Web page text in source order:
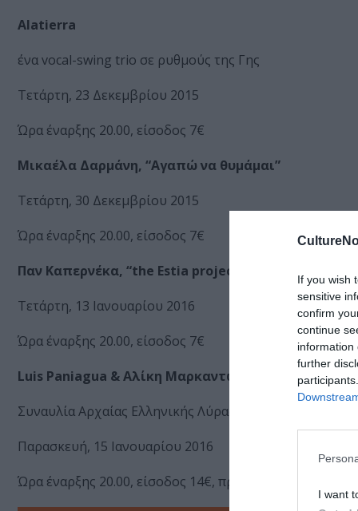
If you wish
sensitive
confirm
continue
information
further
I want
Alatierra
ένα vocal-swing trio σε ρυθμούς της Γης
Τετάρτη, 23 Δεκεμβρίου 2015
Ώρα έναρξης 20.00, είσοδος 7€
Μικαέλα Δαρμάνη, “Αγαπώ να θυμάμαι”
Τετάρτη, 30 Δεκεμβρίου 2015
Ώρα έναρξης 20.00, είσοδος 7€
Παν Καπερνέκα, “the Estia project”
Τετάρτη, 13 Ιανουαρίου 2016
Ώρα έναρξης 20.00, είσοδος 7€
Luis Paniagua & Αλίκη Μαρκαντωνάτου «Αρχαίες
Συναυλία Αρχαίας Ελληνικής Λύρας & Φωνής
Παρασκευή, 15 Ιανουαρίου 2016
Ώρα έναρξης 20.00, είσοδος 14€, προπώληση 12€,